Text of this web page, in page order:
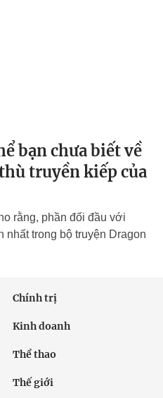
bạn chưa biết về
truyền kiếp của
rằng, phần đối đầu với
nhất trong bộ truyện Dragon
Chính trị
Kinh doanh
Thể thao
Thế giới